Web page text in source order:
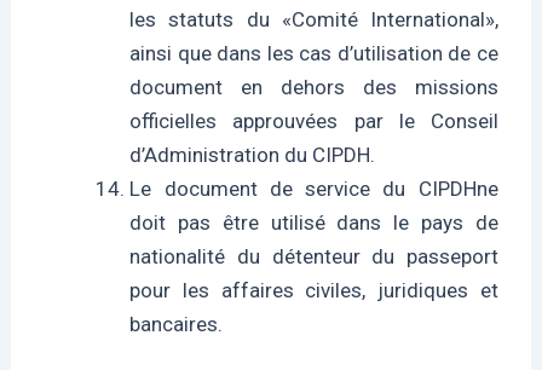
les statuts du «Comité International»,
ainsi que dans les cas d’utilisation de ce
document en dehors des missions
officielles approuvées par le Conseil
d’Administration du CIPDH.
Le document de service du CIPDHne
doit pas être utilisé dans le pays de
nationalité du détenteur du passeport
pour les affaires civiles, juridiques et
bancaires.